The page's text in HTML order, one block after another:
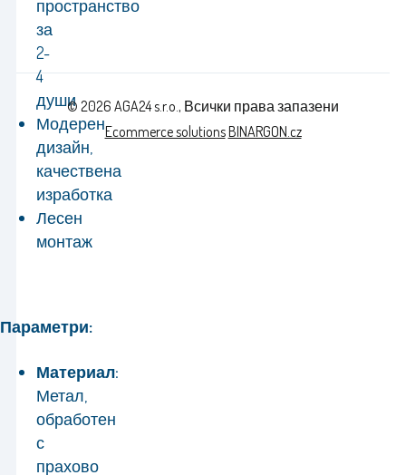
пространство
за
2-
4
души
Модерен
дизайн,
качествена
изработка
Лесен
монтаж
Параметри:
Материал:
Метал,
обработен
с
прахово
© 2026 AGA24 s.r.o., Всички права запазени
Ecommerce solutionsBINARGON.cz